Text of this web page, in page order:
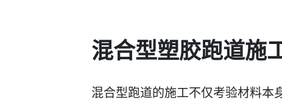
混合型塑胶跑道施
混合型跑道的施工不仅考验材料本